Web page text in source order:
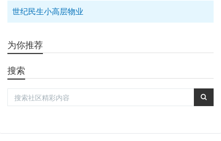
世纪民生小高层物业
为你推荐
搜索